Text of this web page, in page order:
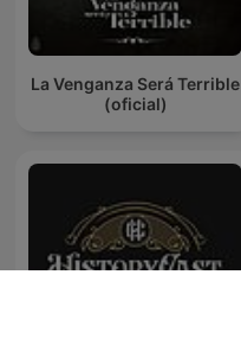
La Venganza Será Terrible
(oficial)